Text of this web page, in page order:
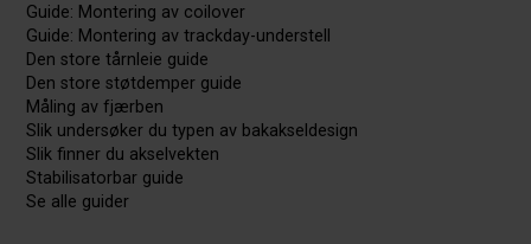
Guide: Montering av coilover
Guide: Montering av trackday-understell
Den store tårnleie guide
Den store støtdemper guide
Måling av fjærben
Slik undersøker du typen av bakakseldesign
Slik finner du akselvekten
Stabilisatorbar guide
Se alle guider